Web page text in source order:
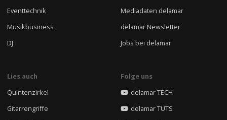
Eventtechnik
Musikbusiness
DJ
Mediadaten delamar
delamar Newsletter
Jobs bei delamar
Lies auch
Quintenzirkel
Gitarrengriffe
Folge uns
delamar TECH
delamar TUTS